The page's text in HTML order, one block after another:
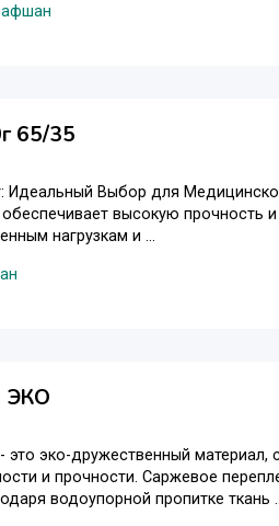
65/35
Идеальный Выбор для
обеспечивает высокую
нагрузкам и ...
ЭКО
эко-дружественный материал,
и прочности. Саржевое
водоупорной пропитке ткань